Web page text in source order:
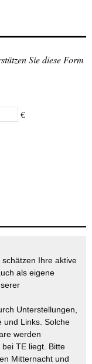
Sie diese Form
€
Ihre aktive
als eigene
Unterstellungen,
und Links. Solche
werden
TE liegt. Bitte
Mitternacht und